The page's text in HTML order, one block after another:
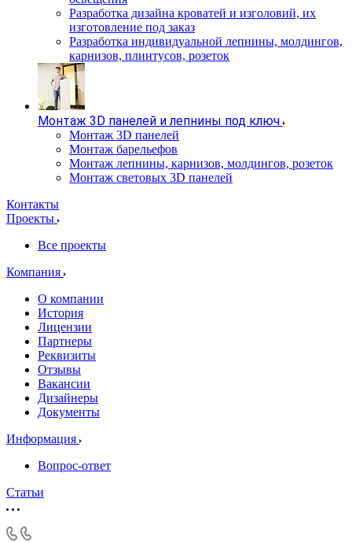
Разработка дизайна кроватей и изголовий, их
изготовление под заказ
Разработка индивидуальной лепнины, молдингов,
карнизов, плинтусов, розеток
Монтаж 3D панелей и лепнины под ключ
Монтаж 3D панелей
Монтаж барельефов
Монтаж лепнины, карнизов, молдингов, розеток
Монтаж световых 3D панелей
Контакты
Проекты
Все проекты
Компания
О компании
История
Лицензии
Партнеры
Реквизиты
Отзывы
Вакансии
Дизайнеры
Документы
Информация
Вопрос-ответ
Статьи